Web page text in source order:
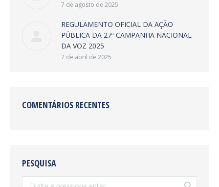
7 de agosto de 2025
REGULAMENTO OFICIAL DA AÇÃO
PÚBLICA DA 27ª CAMPANHA NACIONAL
DA VOZ 2025
7 de abril de 2025
COMENTÁRIOS RECENTES
PESQUISA
Search: